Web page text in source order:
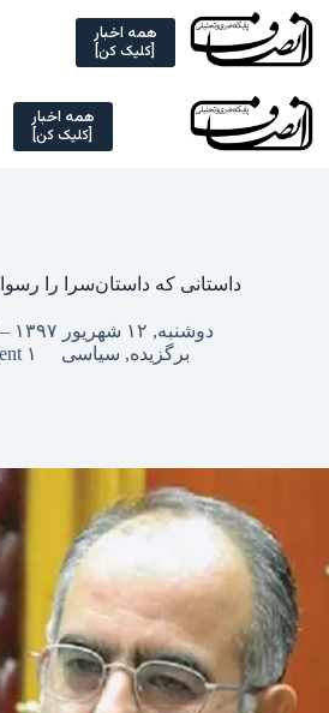
Skip
content
همه اخبار
[کلیک کن]
همه اخبار
[کلیک کن]
داستانی که داستان‌سرا را
دوشنبه, ۱۲ شهریور ۱۳۹۷ – ۲۲:۴۷
برگزیده, سیاسی ۱ Comment